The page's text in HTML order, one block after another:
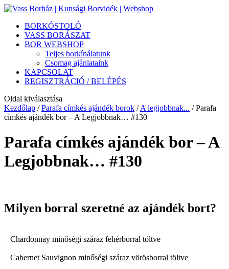
BORKÓSTOLÓ
VASS BORÁSZAT
BOR WEBSHOP
Teljes borkínálatunk
Csomag ajánlataink
KAPCSOLAT
REGISZTRÁCIÓ / BELÉPÉS
Oldal kiválasztása
Kezdőlap /Parafa címkés ajándék borok /A legjobbnak... / Parafa
címkés ajándék bor – A Legjobbnak… #130
Parafa címkés ajándék bor – A
Legjobbnak… #130
Milyen borral szeretné az ajándék bort?
Chardonnay minőségi száraz fehérborral töltve
Cabernet Sauvignon minőségi száraz vörösborral töltve